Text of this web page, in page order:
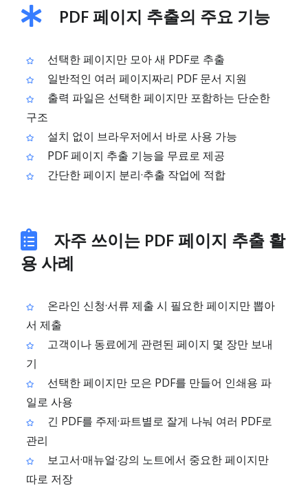
PDF 페이지 추출의 주요 기능
선택한 페이지만 모아 새 PDF로 추출
일반적인 여러 페이지짜리 PDF 문서 지원
출력 파일은 선택한 페이지만 포함하는 단순한
구조
설치 없이 브라우저에서 바로 사용 가능
PDF 페이지 추출 기능을 무료로 제공
간단한 페이지 분리·추출 작업에 적합
자주 쓰이는 PDF 페이지 추출 활
용 사례
온라인 신청·서류 제출 시 필요한 페이지만 뽑아
서 제출
고객이나 동료에게 관련된 페이지 몇 장만 보내
기
선택한 페이지만 모은 PDF를 만들어 인쇄용 파
일로 사용
긴 PDF를 주제·파트별로 잘게 나눠 여러 PDF로
관리
보고서·매뉴얼·강의 노트에서 중요한 페이지만
따로 저장